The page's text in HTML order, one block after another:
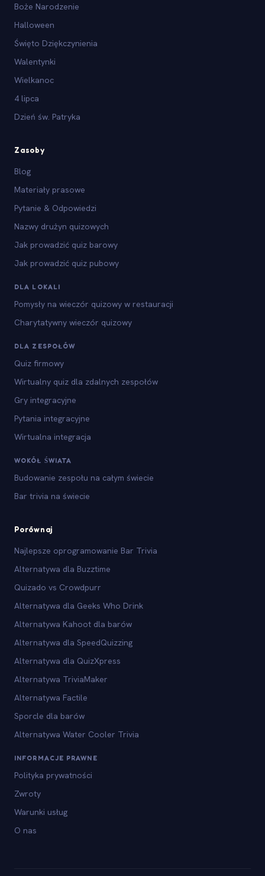
Boże Narodzenie
Halloween
Święto Dziękczynienia
Walentynki
Wielkanoc
4 lipca
Dzień św. Patryka
Zasoby
Blog
Materiały prasowe
Pytanie & Odpowiedzi
Nazwy drużyn quizowych
Jak prowadzić quiz barowy
Jak prowadzić quiz pubowy
DLA LOKALI
Pomysły na wieczór quizowy w restauracji
Charytatywny wieczór quizowy
DLA ZESPOŁÓW
Quiz firmowy
Wirtualny quiz dla zdalnych zespołów
Gry integracyjne
Pytania integracyjne
Wirtualna integracja
WOKÓŁ ŚWIATA
Budowanie zespołu na całym świecie
Bar trivia na świecie
Porównaj
Najlepsze oprogramowanie Bar Trivia
Alternatywa dla Buzztime
Quizado vs Crowdpurr
Alternatywa dla Geeks Who Drink
Alternatywa Kahoot dla barów
Alternatywa dla SpeedQuizzing
Alternatywa dla QuizXpress
Alternatywa TriviaMaker
Alternatywa Factile
Sporcle dla barów
Alternatywa Water Cooler Trivia
INFORMACJE PRAWNE
Polityka prywatności
Zwroty
Warunki usług
O nas